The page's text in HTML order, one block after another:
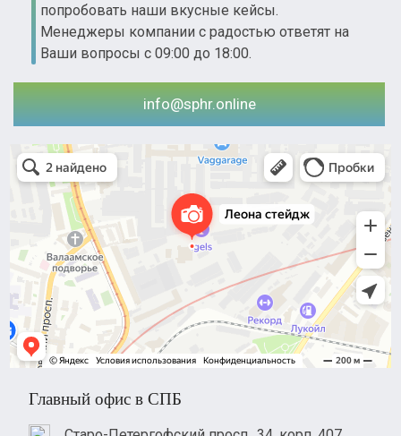
попробовать наши вкусные кейсы.
Менеджеры компании с радостью ответят на
Ваши вопросы с 09:00 до 18:00.
info@sphr.online
Leona Stage
Аренда фотостудий в Санкт‑Петербурге
Организация и проведение детских праздников в Санкт‑Петербурге
Главный офис в СПБ